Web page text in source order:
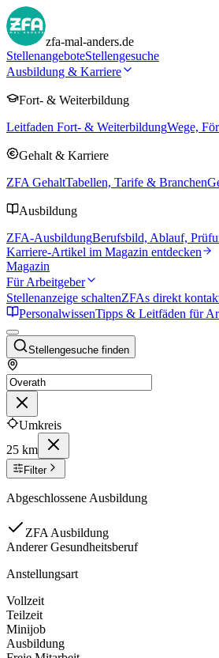
zfa-mal-anders.de
StellenangeboteStellengesuche
Ausbildung & Karriere
Fort- & Weiterbildung
Leitfaden Fort- & WeiterbildungWege,
Gehalt & Karriere
ZFA GehaltTabellen, Tarife & Branchen
Ausbildung
ZFA-AusbildungBerufsbild, Ablauf,
Karriere-Artikel im Magazin entdecken
Magazin
Für Arbeitgeber
Stellenanzeige schaltenZFAs direkt
PersonalwissenTipps & Leitfäden für
Stellengesuche finden
Umkreis
25 km
Filter
Abgeschlossene Ausbildung
ZFA Ausbildung
Anderer Gesundheitsberuf
Anstellungsart
Vollzeit
Teilzeit
Minijob
Ausbildung